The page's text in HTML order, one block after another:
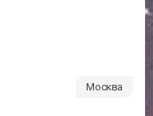
Москва